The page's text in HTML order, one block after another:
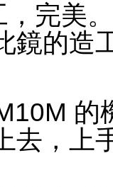
實
的
完美
鏡的造
去，上